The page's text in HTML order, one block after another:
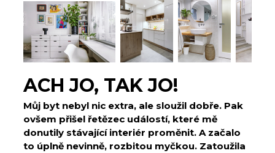
ACH JO, TAK JO!
Můj byt nebyl nic extra, ale sloužil dobře. Pak
ovšem přišel řetězec událostí, které mě
donutily stávající interiér proměnit. A začalo
to úplně nevinně, rozbitou myčkou. Zatoužila